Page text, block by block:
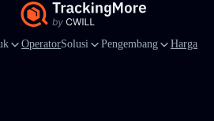
OperatorSolusi Pengembang Harga